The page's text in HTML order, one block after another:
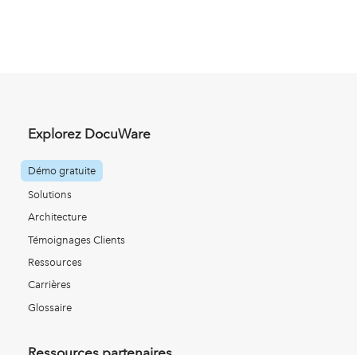
Explorez DocuWare
Démo gratuite
Solutions
Architecture
Témoignages Clients
Ressources
Carrières
Glossaire